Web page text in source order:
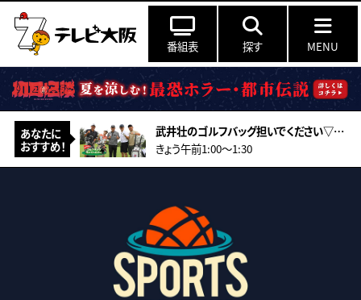
番組表 探す MENU
あなたに
おすすめ！
武井壮のゴルフバッグ担いでください▽必見！宮里優作プロが教えるアプローチの極意
きょう午前1:00〜1:30